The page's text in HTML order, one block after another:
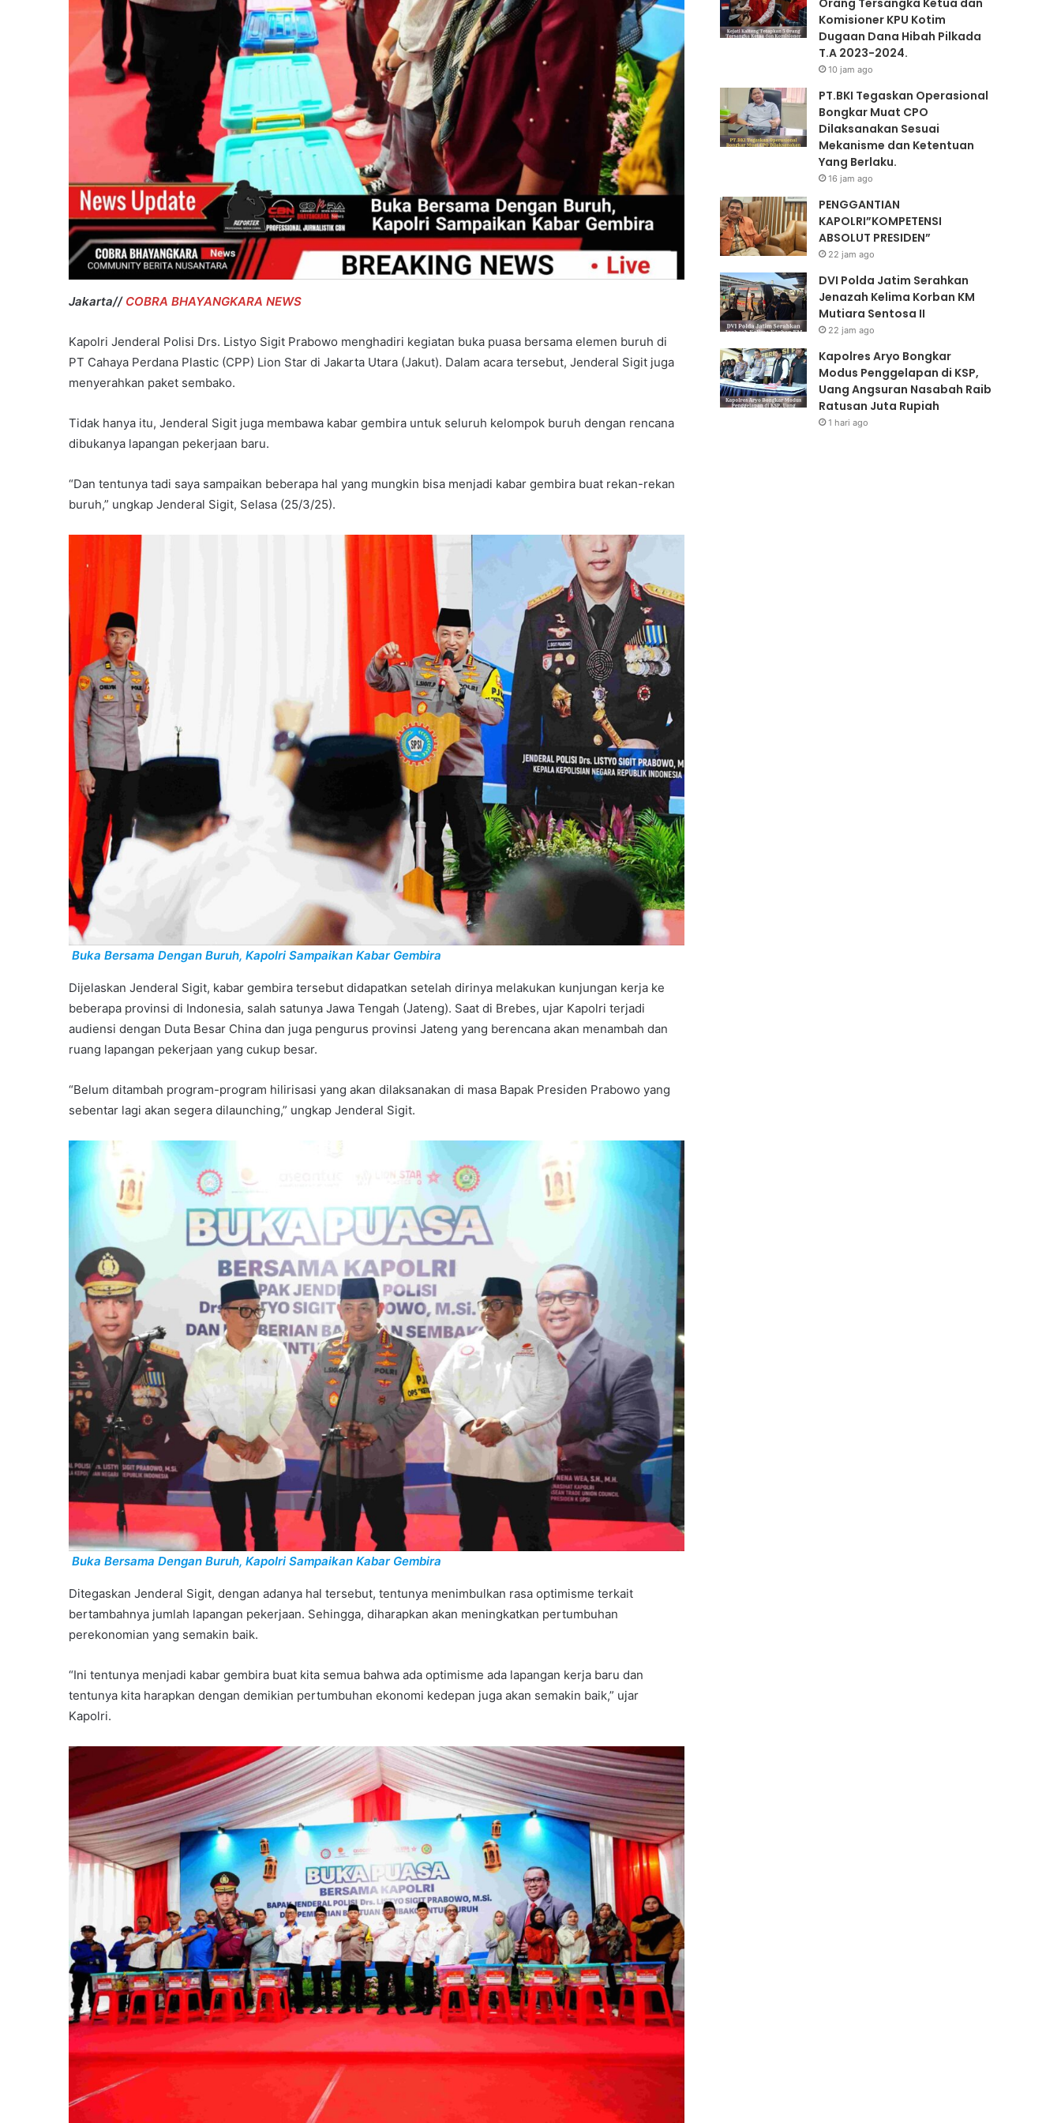
Jakarta// COBRA BHAYANGKARA NEWS
Kapolri Jenderal Polisi Drs. Listyo Sigit Prabowo menghadiri kegiatan buka puasa bersama elemen buruh di
PT Cahaya Perdana Plastic (CPP) Lion Star di Jakarta Utara (Jakut). Dalam acara tersebut, Jenderal Sigit juga
menyerahkan paket sembako.
Tidak hanya itu, Jenderal Sigit juga membawa kabar gembira untuk seluruh kelompok buruh dengan rencana
dibukanya lapangan pekerjaan baru.
“Dan tentunya tadi saya sampaikan beberapa hal yang mungkin bisa menjadi kabar gembira buat rekan-rekan
buruh,” ungkap Jenderal Sigit, Selasa (25/3/25).
Buka Bersama Dengan Buruh, Kapolri Sampaikan Kabar Gembira
Dijelaskan Jenderal Sigit, kabar gembira tersebut didapatkan setelah dirinya melakukan kunjungan kerja ke
beberapa provinsi di Indonesia, salah satunya Jawa Tengah (Jateng). Saat di Brebes, ujar Kapolri terjadi
audiensi dengan Duta Besar China dan juga pengurus provinsi Jateng yang berencana akan menambah dan
ruang lapangan pekerjaan yang cukup besar.
“Belum ditambah program-program hilirisasi yang akan dilaksanakan di masa Bapak Presiden Prabowo yang
sebentar lagi akan segera dilaunching,” ungkap Jenderal Sigit.
Buka Bersama Dengan Buruh, Kapolri Sampaikan Kabar Gembira
Ditegaskan Jenderal Sigit, dengan adanya hal tersebut, tentunya menimbulkan rasa optimisme terkait
bertambahnya jumlah lapangan pekerjaan. Sehingga, diharapkan akan meningkatkan pertumbuhan
perekonomian yang semakin baik.
“Ini tentunya menjadi kabar gembira buat kita semua bahwa ada optimisme ada lapangan kerja baru dan
tentunya kita harapkan dengan demikian pertumbuhan ekonomi kedepan juga akan semakin baik,” ujar
Kapolri.
Pilkada
Orang Tersangka Ketua dan
Komisioner KPU Kotim
Dugaan Dana Hibah Pilkada
T.A 2023-2024.
10 jam ago
PT.BKI Tegaskan Operasional
Bongkar Muat CPO
Dilaksanakan Sesuai
Mekanisme dan Ketentuan
Yang Berlaku.
16 jam ago
PENGGANTIAN
KAPOLRI”KOMPETENSI
ABSOLUT PRESIDEN”
22 jam ago
DVI Polda Jatim Serahkan
Jenazah Kelima Korban KM
Mutiara Sentosa II
22 jam ago
Kapolres Aryo Bongkar
Modus Penggelapan di KSP,
Uang Angsuran Nasabah Raib
Ratusan Juta Rupiah
1 hari ago